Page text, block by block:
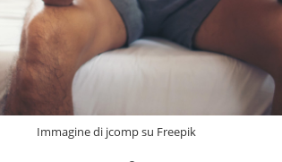
Immagine di jcomp su Freepik